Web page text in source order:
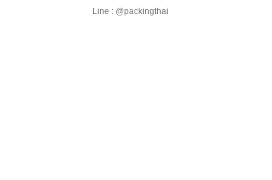
Line : @packingthai